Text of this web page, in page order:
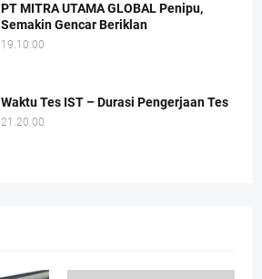
PT MITRA UTAMA GLOBAL Penipu,
Semakin Gencar Beriklan
19.10.00
Waktu Tes IST – Durasi Pengerjaan Tes
21.20.00